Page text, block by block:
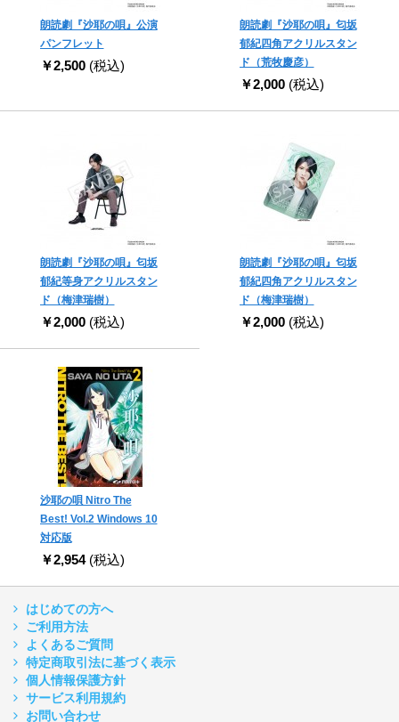
朗読劇『沙耶の唄』公演
パンフレット
￥2,500 (税込)
朗読劇『沙耶の唄』匂坂
郁紀四角アクリルスタン
ド（荒牧慶彦）
￥2,000 (税込)
朗読劇『沙耶の唄』匂坂
郁紀等身アクリルスタン
ド（梅津瑞樹）
￥2,000 (税込)
朗読劇『沙耶の唄』匂坂
郁紀四角アクリルスタン
ド（梅津瑞樹）
￥2,000 (税込)
沙耶の唄 Nitro The
Best! Vol.2 Windows 10
対応版
￥2,954 (税込)
はじめての方へ
ご利用方法
よくあるご質問
特定商取引法に基づく表示
個人情報保護方針
サービス利用規約
お問い合わせ